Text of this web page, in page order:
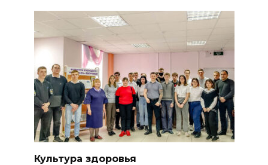
Культура здоровья